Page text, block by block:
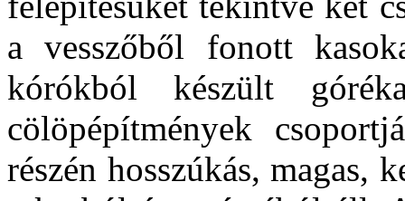
a vesszőből fonott
kórókból készült
cölöpépítmények
részén hosszúkás, magas,